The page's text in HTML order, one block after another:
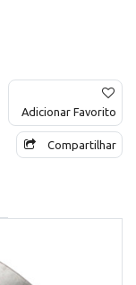
Adicionar Favorito
Compartilhar